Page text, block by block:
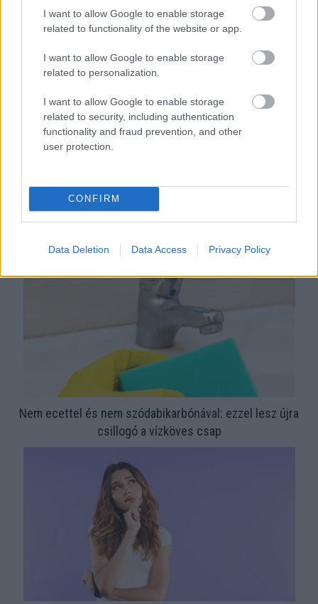
I want to allow Google to enable storage
related to functionality of the website or app.
I want to allow Google to enable storage
related to personalization.
I want to allow Google to enable storage
related to security, including authentication
functionality and fraud prevention, and other
user protection.
CONFIRM
Data Deletion Data Access Privacy Policy
Ezért párásodik be állandóan az ablak – egyszerűbb a
megoldás, mint gondolnád
Nem ecettel és nem szódabikarbónával: ezzel lesz újra
csillogó a vízköves csap